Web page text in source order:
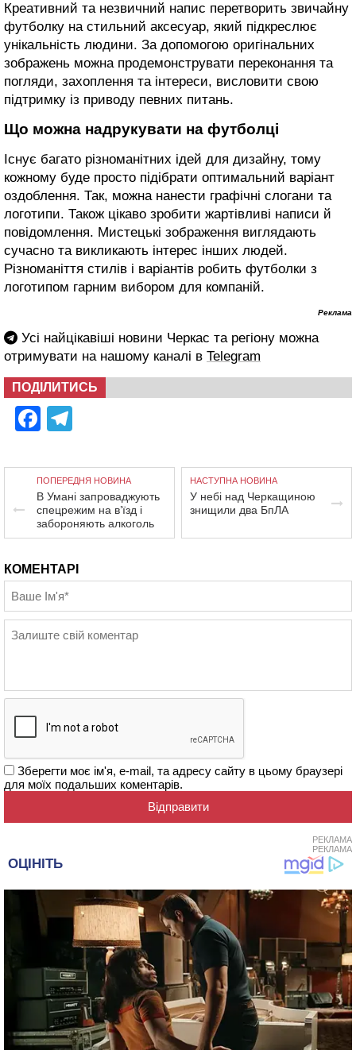
Креативний та незвичний напис перетворить звичайну
футболку на стильний аксесуар, який підкреслює
унікальність людини. За допомогою оригінальних
зображень можна продемонструвати переконання та
погляди, захоплення та інтереси, висловити свою
підтримку із приводу певних питань.
Що можна надрукувати на футболці
Існує багато різноманітних ідей для дизайну, тому
кожному буде просто підібрати оптимальний варіант
оздоблення. Так, можна нанести графічні слогани та
логотипи. Також цікаво зробити жартівливі написи й
повідомлення. Мистецькі зображення виглядають
сучасно та викликають інтерес інших людей.
Різноманіття стилів і варіантів робить футболки з
логотипом гарним вибором для компаній.
Реклама
Усі найцікавіші новини Черкас та регіону можна
отримувати на нашому каналі в Telegram
ПОДІЛИТИСЬ
Facebook
ПОПЕРЕДНЯ НОВИНА
В Умані запроваджують
спецрежим на в’їзд і
забороняють алкоголь
НАСТУПНА НОВИНА
У небі над Черкащиною
знищили два БпЛА
КОМЕНТАРІ
Зберегти моє ім'я, e-mail, та адресу сайту в цьому браузері
для моїх подальших коментарів.
РЕКЛАМА
РЕКЛАМА